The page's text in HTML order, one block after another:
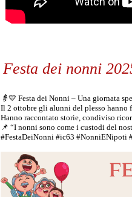
Festa dei nonni
👵💛 Festa dei Nonni – Una giornata
Il 2 ottobre gli alunni del plesso
Hanno raccontato storie, condiviso
📌 “I nonni sono come i custodi del
#FestaDeiNonni #ic63 #NonniENipoti